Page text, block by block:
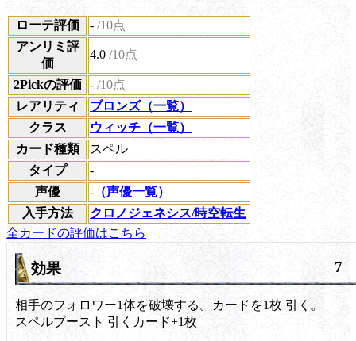
ローテ評価 - /10点
アンリミ評
価
4.0 /10点
2Pickの評価 - /10点
レアリティ
ブロンズ（一覧）
クラス
ウィッチ（一覧）
カード種類
スペル
タイプ
-
声優
- （声優一覧）
入手方法
クロノジェネシス/時空転生
全カードの評価はこちら
効果 7
相手のフォロワー1体を破壊する。カードを1枚 引く。
スペルブースト 引くカード+1枚